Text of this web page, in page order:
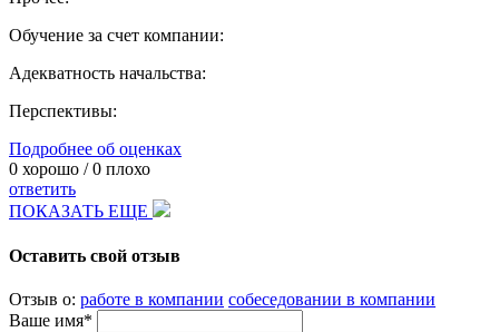
Обучение за счет компании:
Адекватность начальства:
Перспективы:
Подробнее об оценках
0 хорошо /0 плохо
ответить
ПОКАЗАТЬ ЕЩЕ
Оставить свой отзыв
Отзыв о: работе в компании собеседовании в компании
Ваше имя*